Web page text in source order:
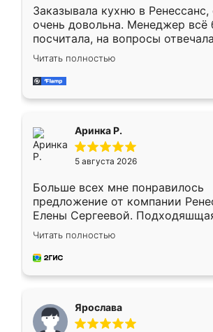
Заказывала кухню в Ренессанс,
очень довольна. Менеджер всё
посчитала, на вопросы
Замерщик приехал в субботу,
делу со всей
за день, ребята работали
Читать полностью
Аринка Р.
5 августа 2026
Больше всех мне понравилось
предложение от компании
Елены Сергеевой.
короткие сроки изготовления.
для замера сотрудник Владислав
предложил по моему эскизу
Читать полностью
Ярослава